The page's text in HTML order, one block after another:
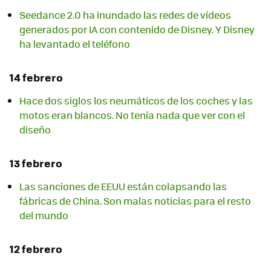
Seedance 2.0 ha inundado las redes de vídeos
generados por IA con contenido de Disney. Y Disney
ha levantado el teléfono
14 febrero
Hace dos siglos los neumáticos de los coches y las
motos eran blancos. No tenía nada que ver con el
diseño
13 febrero
Las sanciones de EEUU están colapsando las
fábricas de China. Son malas noticias para el resto
del mundo
12 febrero